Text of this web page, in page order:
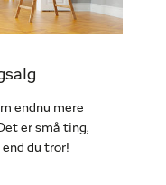
endnu mere
er små ting,
du tror!